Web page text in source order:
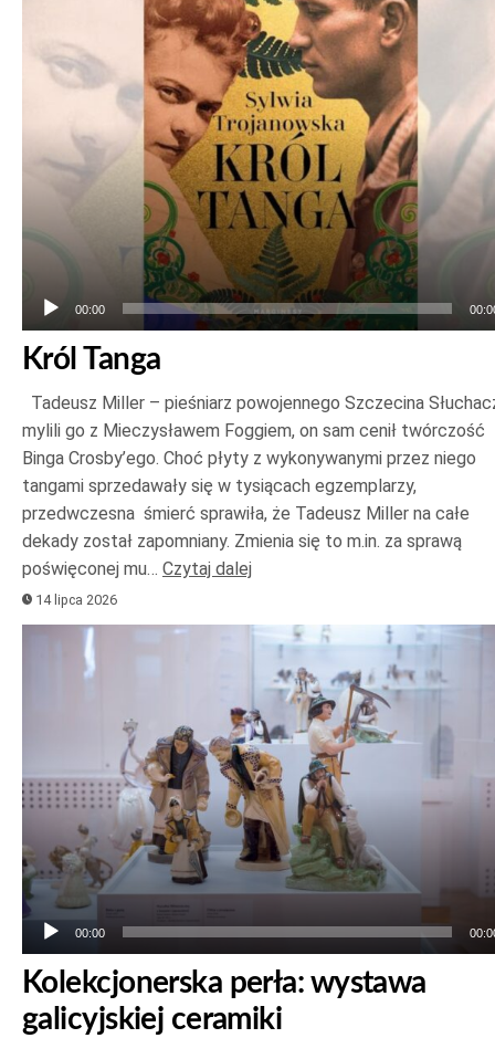
00:00
Król Tanga
Tadeusz Miller – pieśniarz powojennego Szczecina
mylili go z Mieczysławem Foggiem, on sam cenił twórczość
Binga Crosby’ego. Choć płyty z wykonywanymi przez niego
tangami sprzedawały się w tysiącach egzemplarzy,
przedwczesna śmierć sprawiła, że Tadeusz Miller na całe
dekady został zapomniany. Zmienia się to m.in. za sprawą
poświęconej mu… Czytaj dalej
14 lipca 2026
Odtwarzacz
00:00
Kolekcjonerska perła: wystawa
galicyjskiej ceramiki